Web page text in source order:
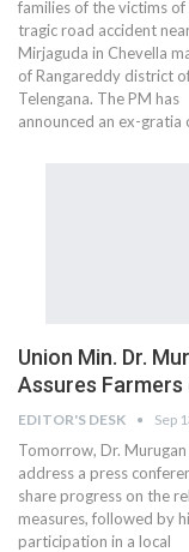
families of the victims of
tragic road accident
Mirjaguda in Chevella
of Rangareddy district
Telengana. The PM has
announced an ex-gratia
Union Min. Dr.
Assures
EDITOR'S DESK Sep
Tomorrow, Dr. Murugan
address a press
share progress on the
measures, followed by
participation in a local